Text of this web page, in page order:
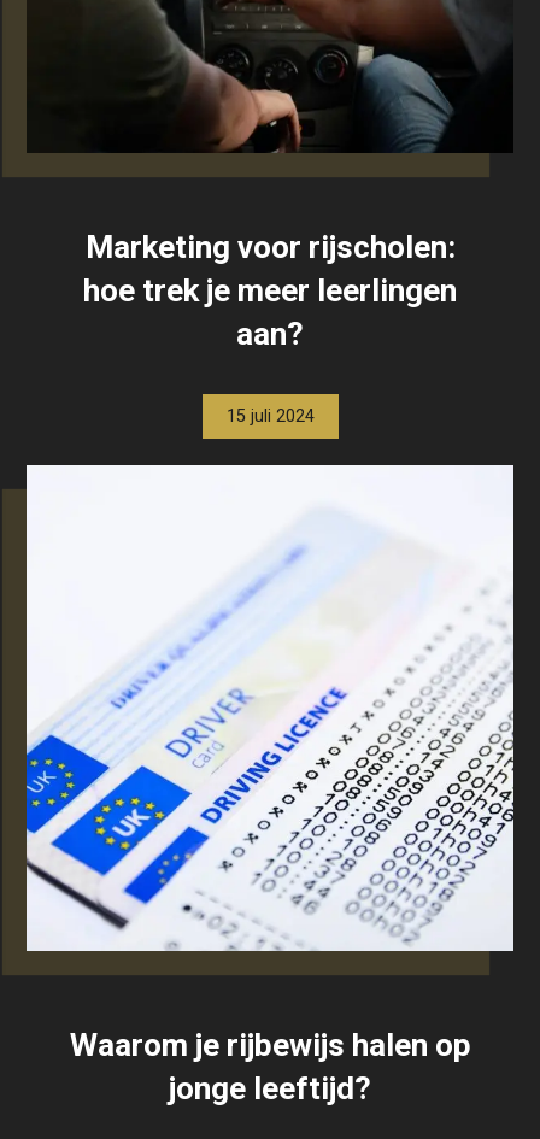
Marketing voor rijscholen:
hoe trek je meer leerlingen
aan?
15 juli 2024
Waarom je rijbewijs halen op
jonge leeftijd?